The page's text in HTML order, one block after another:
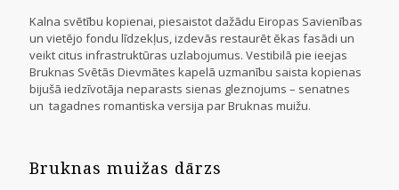
Kalna svētību kopienai, piesaistot dažādu Eiropas Savienības
un vietējo fondu līdzekļus, izdevās restaurēt ēkas fasādi un
veikt citus infrastruktūras uzlabojumus. Vestibilā pie ieejas
Bruknas Svētās Dievmātes kapelā uzmanību saista kopienas
bijušā iedzīvotāja neparasts sienas gleznojums – senatnes
un tagadnes romantiska versija par Bruknas muižu.
Bruknas muižas dārzs